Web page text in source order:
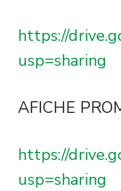
https://
usp=sharing
AFICHE
https://
usp=sharing